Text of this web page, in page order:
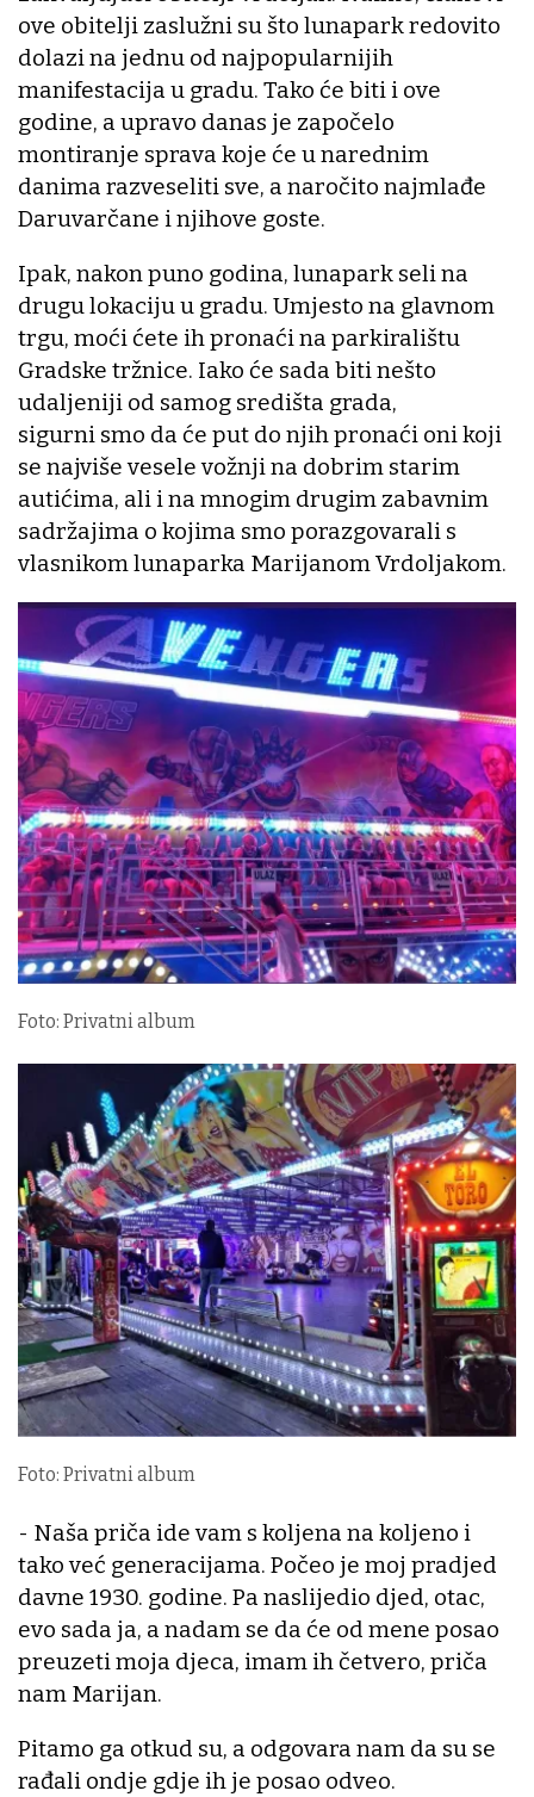
ove obitelji zaslužni su što lunapark redovito
dolazi na jednu od najpopularnijih
manifestacija u gradu. Tako će biti i ove
godine, a upravo danas je započelo
montiranje sprava koje će u narednim
danima razveseliti sve, a naročito najmlađe
Daruvarčane i njihove goste.
Ipak, nakon puno godina, lunapark seli na
drugu lokaciju u gradu. Umjesto na glavnom
trgu, moći ćete ih pronaći na parkiralištu
Gradske tržnice. Iako će sada biti nešto
udaljeniji od samog središta grada,
sigurni smo da će put do njih pronaći oni koji
se najviše vesele vožnji na dobrim starim
autićima, ali i na mnogim drugim zabavnim
sadržajima o kojima smo porazgovarali s
vlasnikom lunaparka Marijanom Vrdoljakom.
Foto: Privatni album
Foto: Privatni album
- Naša priča ide vam s koljena na koljeno i
tako već generacijama. Počeo je moj pradjed
davne 1930. godine. Pa naslijedio djed, otac,
evo sada ja, a nadam se da će od mene posao
preuzeti moja djeca, imam ih četvero, priča
nam Marijan.
Pitamo ga otkud su, a odgovara nam da su se
rađali ondje gdje ih je posao odveo.